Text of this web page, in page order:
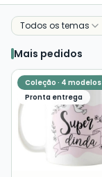
Todos os temas
Mais pedidos
Coleção · 4 modelos
Pronta entrega